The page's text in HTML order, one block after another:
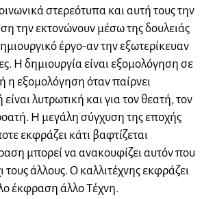
στερεότυπα και αυτή τους την
την εκτονώνουν μέσω της δουλειάς
έργο-αν την εξωτερίκευαν
Η δημιουργία είναι εξομολόγηση σε
η εξομολόγηση όταν παίρνει
λυτρωτική και για τον θεατή, τον
Η μεγάλη σύγχυση της εποχής
εκφράζει κάτι βαφτίζεται
μπορεί να ανακουφίζει αυτόν που
τους άλλους. Ο καλλιτέχνης εκφράζει
έκφραση άλλο Τέχνη.